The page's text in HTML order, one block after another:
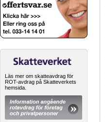
Läs mer om skatteavdrag för
ROT-avdrag på Skatteverkets
hemsida.